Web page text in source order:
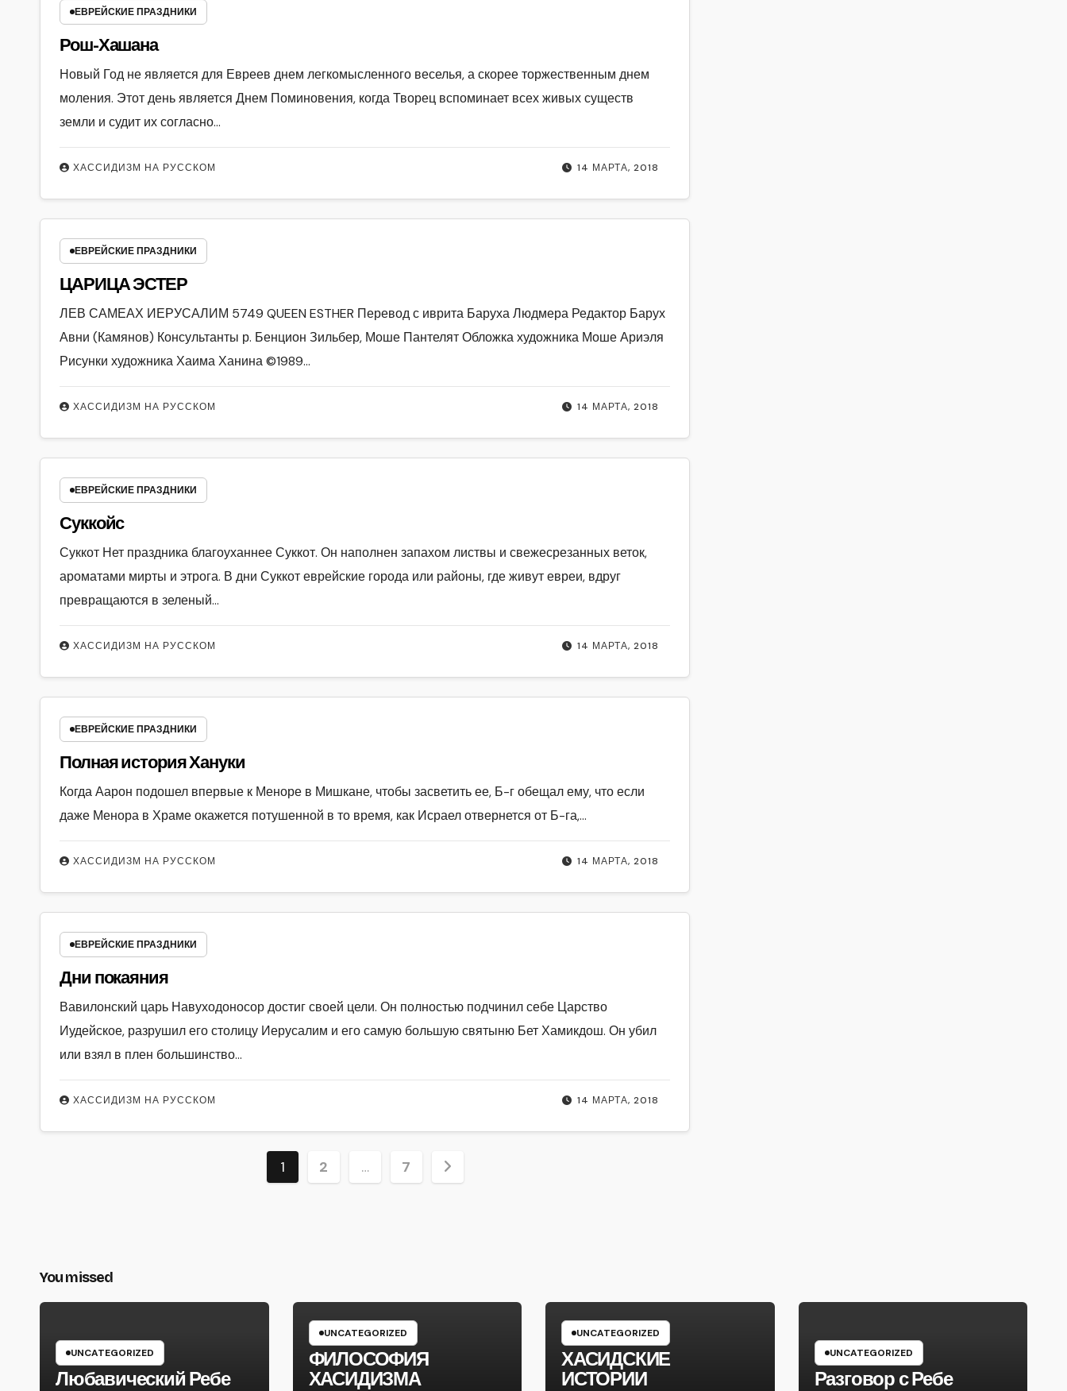
ЕВРЕЙСКИЕ ПРАЗДНИКИ
Рош-Хашана
14 МАРТА, 2018
ХАССИДИЗМ НА РУССКОМ
Новый Год не является для Евреев днем легкомысленного веселья, а скорее торжественным днем
моления. Этот день является Днем Поминовения, когда Творец вспоминает всех живых существ
земли и судит их согласно…
ЕВРЕЙСКИЕ ПРАЗДНИКИ
ЦАРИЦА ЭСТЕР
14 МАРТА, 2018
ХАССИДИЗМ НА РУССКОМ
ЛЕВ САМЕАХ ИЕРУСАЛИМ 5749 QUEEN ESTHER Перевод с иврита Баруха Людмера Редактор Барух
Авни (Камянов) Консультанты р. Бенцион Зильбер, Моше Пантелят Обложка художника Моше Ариэля
Рисунки художника Хаима Ханина ©1989…
ЕВРЕЙСКИЕ ПРАЗДНИКИ
Суккойс
14 МАРТА, 2018
ХАССИДИЗМ НА РУССКОМ
Суккот Нет праздника благоуханнее Суккот. Он наполнен запахом листвы и свежесрезанных веток,
ароматами мирты и этрога. В дни Суккот еврейские города или районы, где живут евреи, вдруг
превращаются в зеленый…
ЕВРЕЙСКИЕ ПРАЗДНИКИ
Полная история Хануки
14 МАРТА, 2018
ХАССИДИЗМ НА РУССКОМ
Когда Аарон подошел впервые к Меноре в Мишкане, чтобы засветить ее, Б-г обещал ему, что если
даже Менора в Храме окажется потушенной в то время, как Исраел отвернется от Б-га,…
ЕВРЕЙСКИЕ ПРАЗДНИКИ
Дни покаяния
14 МАРТА, 2018
ХАССИДИЗМ НА РУССКОМ
Вавилонский царь Навуходоносор достиг своей цели. Он полностью подчинил себе Царство
Иудейское, разрушил его столицу Иерусалим и его самую большую святыню Бет Хамикдош. Он убил
или взял в плен большинство…
Пагинация
1 2 … 7
You missed
UNCATEGORIZED
Любавический Ребе
UNCATEGORIZED
ФИЛОСОФИЯ
ХАСИДИЗМА
UNCATEGORIZED
ХАСИДСКИЕ
ИСТОРИИ
UNCATEGORIZED
Разговор с Ребе